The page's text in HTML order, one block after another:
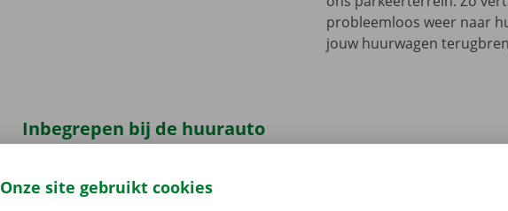
probleemloos weer naar
jouw huurwagen
Inbegrepen bij de huurauto
en een persoonlijke service zijn ons uithangbord. Daarnaast geniet je ook
assistentie en pechverhelping binnen heel Europa indien je huurwagen
Onze site gebruikt cookies